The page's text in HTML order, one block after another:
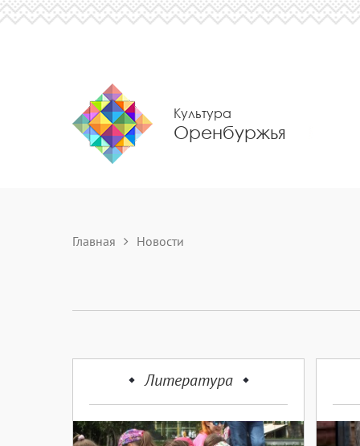
Культура
Оренбуржья
Главная Новости
Литература